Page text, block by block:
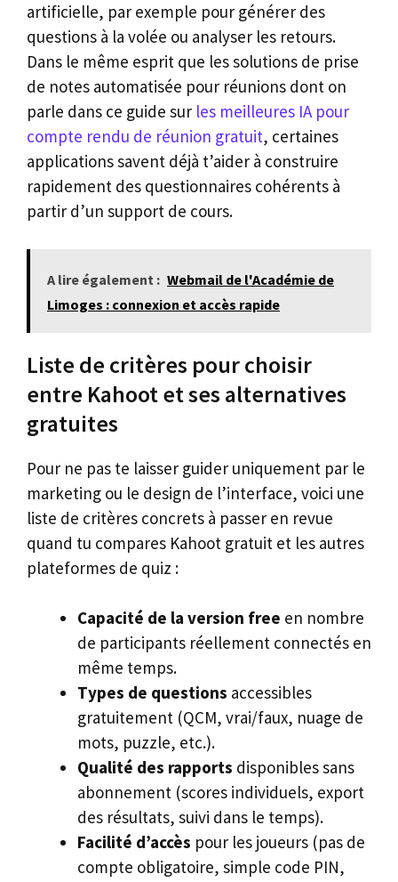
artificielle, par exemple pour générer des
questions à la volée ou analyser les retours.
Dans le même esprit que les solutions de prise
de notes automatisée pour réunions dont on
parle dans ce guide sur les meilleures IA pour
compte rendu de réunion gratuit, certaines
applications savent déjà t’aider à construire
rapidement des questionnaires cohérents à
partir d’un support de cours.
A lire également : Webmail de l'Académie de
Limoges : connexion et accès rapide
Liste de critères pour choisir
entre Kahoot et ses alternatives
gratuites
Pour ne pas te laisser guider uniquement par le
marketing ou le design de l’interface, voici une
liste de critères concrets à passer en revue
quand tu compares Kahoot gratuit et les autres
plateformes de quiz :
Capacité de la version free en nombre
de participants réellement connectés en
même temps.
Types de questions accessibles
gratuitement (QCM, vrai/faux, nuage de
mots, puzzle, etc.).
Qualité des rapports disponibles sans
abonnement (scores individuels, export
des résultats, suivi dans le temps).
Facilité d’accès pour les joueurs (pas de
compte obligatoire, simple code PIN,